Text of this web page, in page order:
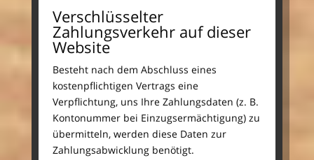
Verschlüsselter
Zahlungsverkehr auf dieser
Website
Besteht nach dem Abschluss eines
kostenpflichtigen Vertrags eine
Verpflichtung, uns Ihre Zahlungsdaten (z. B.
Kontonummer bei Einzugsermächtigung) zu
übermitteln, werden diese Daten zur
Zahlungsabwicklung benötigt.